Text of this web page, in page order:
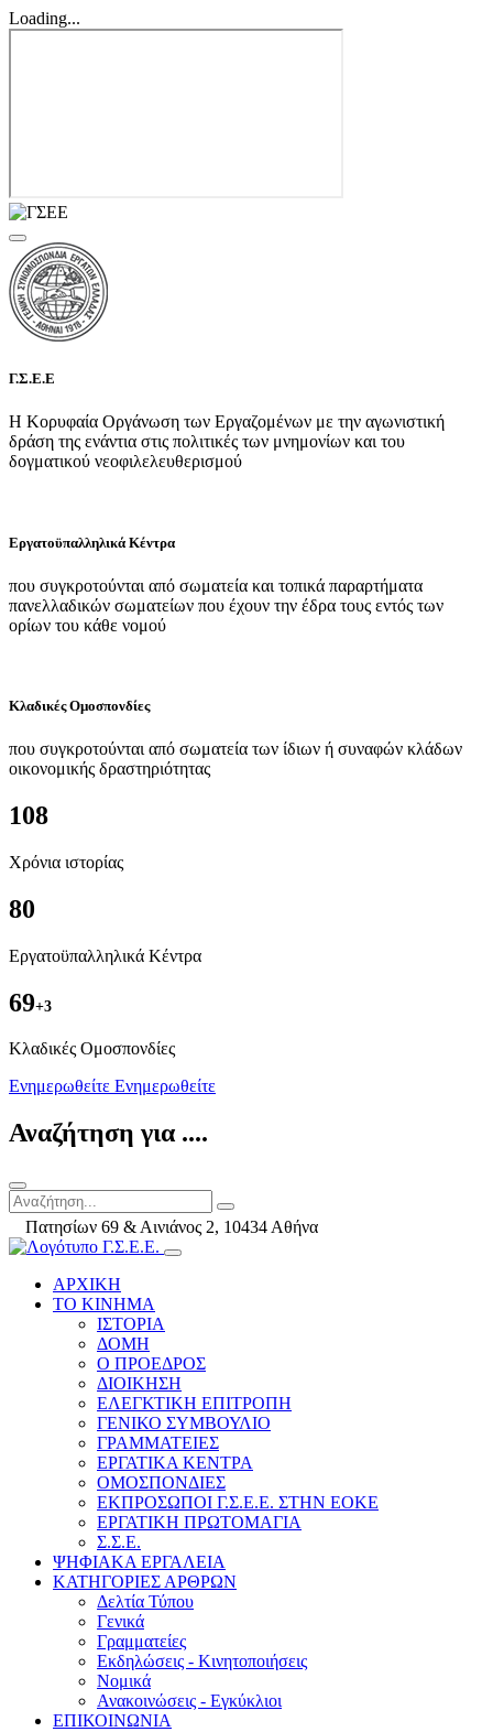
Loading...
Γ.Σ.Ε.Ε
Η Κορυφαία Οργάνωση των Εργαζομένων με την αγωνιστική
δράση της ενάντια στις πολιτικές των μνημονίων και του
δογματικού νεοφιλελευθερισμού
Εργατοϋπαλληλικά Κέντρα
που συγκροτούνται από σωματεία και τοπικά παραρτήματα
πανελλαδικών σωματείων που έχουν την έδρα τους εντός των
ορίων του κάθε νομού
Κλαδικές Ομοσπονδίες
που συγκροτούνται από σωματεία των ίδιων ή συναφών κλάδων
οικονομικής δραστηριότητας
108
Χρόνια ιστορίας
80
Εργατοϋπαλληλικά Κέντρα
69+3
Kλαδικές Ομοσπονδίες
Ενημερωθείτε Ενημερωθείτε
Αναζήτηση για ....
Πατησίων 69 & Αινιάνος 2, 10434 Αθήνα
ΑΡΧΙΚΗ
ΤΟ ΚΙΝΗΜΑ
ΙΣΤΟΡΙΑ
ΔΟΜΗ
Ο ΠΡΟΕΔΡΟΣ
ΔΙΟΙΚΗΣΗ
ΕΛΕΓΚΤΙΚΗ ΕΠΙΤΡΟΠΗ
ΓΕΝΙΚΟ ΣΥΜΒΟΥΛΙΟ
ΓΡΑΜΜΑΤΕΙΕΣ
ΕΡΓΑΤΙΚΑ ΚΕΝΤΡΑ
ΟΜΟΣΠΟΝΔΙΕΣ
ΕΚΠΡΟΣΩΠΟΙ Γ.Σ.Ε.Ε. ΣΤΗΝ ΕΟΚΕ
ΕΡΓΑΤΙΚΗ ΠΡΩΤΟΜΑΓΙΑ
Σ.Σ.Ε.
ΨΗΦΙΑΚΑ ΕΡΓΑΛΕΙΑ
ΚΑΤΗΓΟΡΙΕΣ ΑΡΘΡΩΝ
Δελτία Τύπου
Γενικά
Γραμματείες
Εκδηλώσεις - Κινητοποιήσεις
Νομικά
Ανακοινώσεις - Εγκύκλιοι
ΕΠΙΚΟΙΝΩΝΙΑ